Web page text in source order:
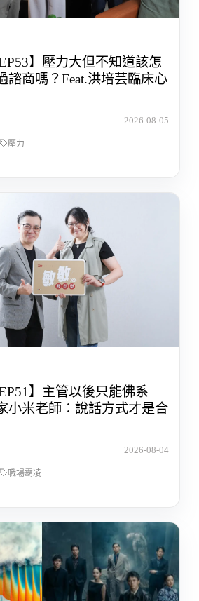
】壓力大但不知道該怎
諮商嗎？Feat.洪培芸臨床心
2026-08-05
壓力
】主管以後只能佛系
小米老師：說話方式才是合
2026-08-04
職場霸凌